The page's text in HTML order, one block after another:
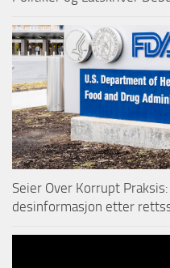
Seier Over Korrupt
desinformasjon etter